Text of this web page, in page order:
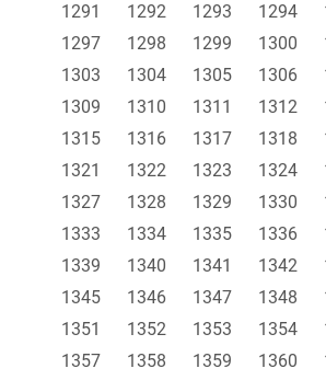
1291
1292 1293 1294
1297
1298 1299 1300
1303
1304 1305 1306
1309
1310 1311 1312
1315
1316 1317 1318
1321
1322 1323 1324
1327
1328 1329 1330
1333
1334 1335 1336
1339
1340 1341 1342
1345
1346 1347 1348
1351
1352 1353 1354
1357
1358 1359 1360